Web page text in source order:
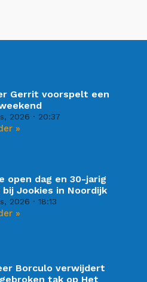
Gerrit voorspelt een
2026 20:37
»
open dag en 30-jarig
bij Jookies in Noordijk
2026 18:13
»
Borculo verwijdert
tak op Het